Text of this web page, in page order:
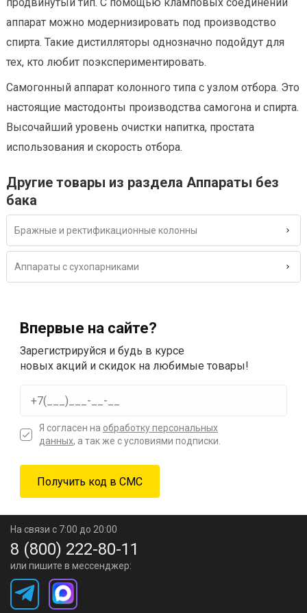
аппарат можно модернизировать под производство
спирта. Такие дистилляторы однозначно подойдут для
тех, кто любит поэкспериментировать.
Самогонный аппарат колонного типа с узлом отбора. Это
настоящие мастодонты производства самогона и спирта.
Высочайший уровень очистки напитка, простата
использования и скорость отбора.
Другие товары из раздела Аппараты без
бака
Бражные и ректификационные колонны
Аппараты с сухопарниками
Впервые на сайте?
Зарегистрируйся и будь в курсе
новых акций и скидок на любимые товары!
Я согласен на обработку персональных
данных, а так же с условиями подписки.
На связи с 7:00 до 20:00
8 (800) 222-80-11
или пишите в мессенджер: